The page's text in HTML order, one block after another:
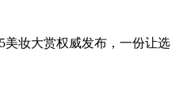
美妆大赏权威发布，一份让选